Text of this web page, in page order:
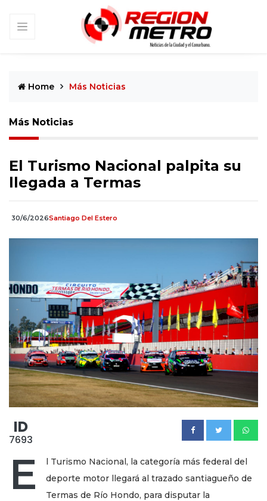
Home Más Noticias
Más Noticias
El Turismo Nacional palpita su
llegada a Termas
30/6/2026Santiago Del Estero
ID
7693
E
l Turismo Nacional, la categoría más federal del
deporte motor llegará al trazado santiagueño de
Termas de Río Hondo, para disputar la